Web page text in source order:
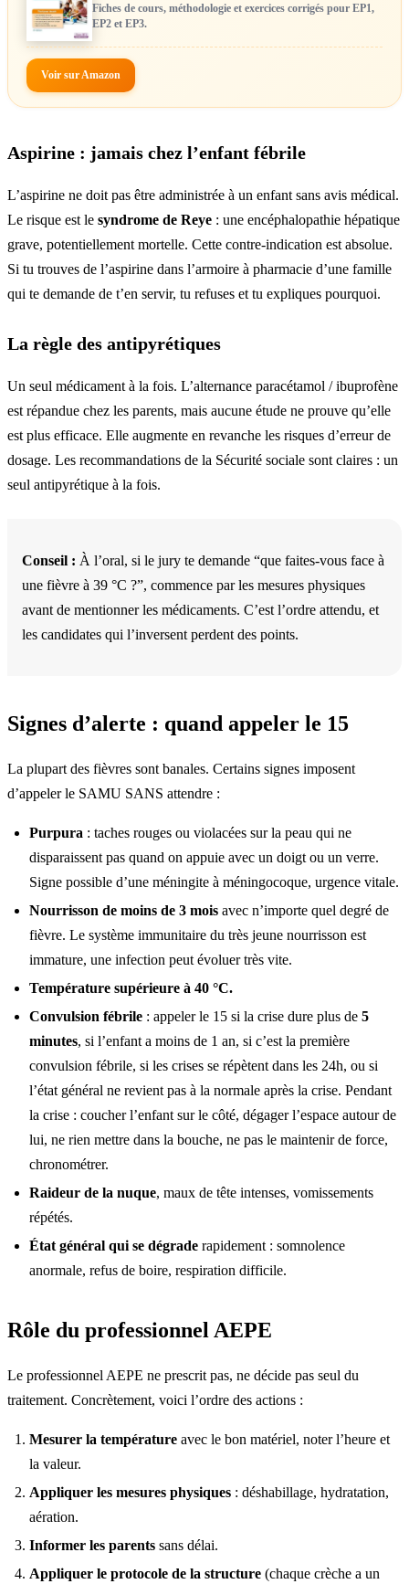
Fiches de cours, méthodologie et exercices corrigés pour EP1,
EP2 et EP3.
Voir sur Amazon
Aspirine : jamais chez l’enfant fébrile
L’aspirine ne doit pas être administrée à un enfant sans avis médical.
Le risque est le syndrome de Reye : une encéphalopathie hépatique
grave, potentiellement mortelle. Cette contre-indication est absolue.
Si tu trouves de l’aspirine dans l’armoire à pharmacie d’une famille
qui te demande de t’en servir, tu refuses et tu expliques pourquoi.
La règle des antipyrétiques
Un seul médicament à la fois. L’alternance paracétamol / ibuprofène
est répandue chez les parents, mais aucune étude ne prouve qu’elle
est plus efficace. Elle augmente en revanche les risques d’erreur de
dosage. Les recommandations de la Sécurité sociale sont claires : un
seul antipyrétique à la fois.
Conseil : À l’oral, si le jury te demande “que faites-vous face à
une fièvre à 39 °C ?”, commence par les mesures physiques
avant de mentionner les médicaments. C’est l’ordre attendu, et
les candidates qui l’inversent perdent des points.
Signes d’alerte : quand appeler le 15
La plupart des fièvres sont banales. Certains signes imposent
d’appeler le SAMU SANS attendre :
Purpura : taches rouges ou violacées sur la peau qui ne
disparaissent pas quand on appuie avec un doigt ou un verre.
Signe possible d’une méningite à méningocoque, urgence vitale.
Nourrisson de moins de 3 mois avec n’importe quel degré de
fièvre. Le système immunitaire du très jeune nourrisson est
immature, une infection peut évoluer très vite.
Température supérieure à 40 °C.
Convulsion fébrile : appeler le 15 si la crise dure plus de 5
minutes, si l’enfant a moins de 1 an, si c’est la première
convulsion fébrile, si les crises se répètent dans les 24h, ou si
l’état général ne revient pas à la normale après la crise. Pendant
la crise : coucher l’enfant sur le côté, dégager l’espace autour de
lui, ne rien mettre dans la bouche, ne pas le maintenir de force,
chronométrer.
Raideur de la nuque, maux de tête intenses, vomissements
répétés.
État général qui se dégrade rapidement : somnolence
anormale, refus de boire, respiration difficile.
Rôle du professionnel AEPE
Le professionnel AEPE ne prescrit pas, ne décide pas seul du
traitement. Concrètement, voici l’ordre des actions :
Mesurer la température avec le bon matériel, noter l’heure et
la valeur.
Appliquer les mesures physiques : déshabillage, hydratation,
aération.
Informer les parents sans délai.
Appliquer le protocole de la structure (chaque crèche a un